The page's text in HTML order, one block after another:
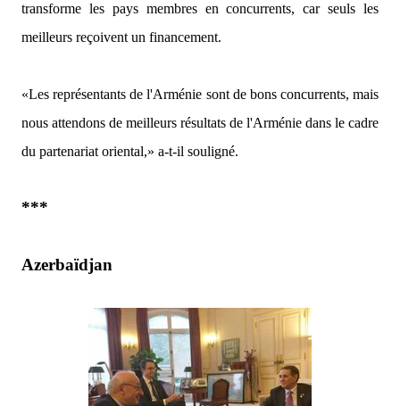
transforme les pays membres en concurrents, car seuls les
meilleurs reçoivent un financement.
«Les représentants de l'Arménie sont de bons concurrents, mais
nous attendons de meilleurs résultats de l'Arménie dans le cadre
du partenariat oriental,» a-t-il souligné.
***
Azerbaïdjan